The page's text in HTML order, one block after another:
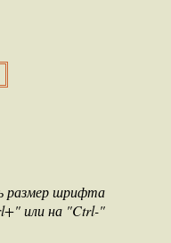
размер шрифта
или на "Ctrl-"